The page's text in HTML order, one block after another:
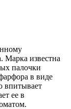
Марка известна
палочки
в виде
впитывает
ее в